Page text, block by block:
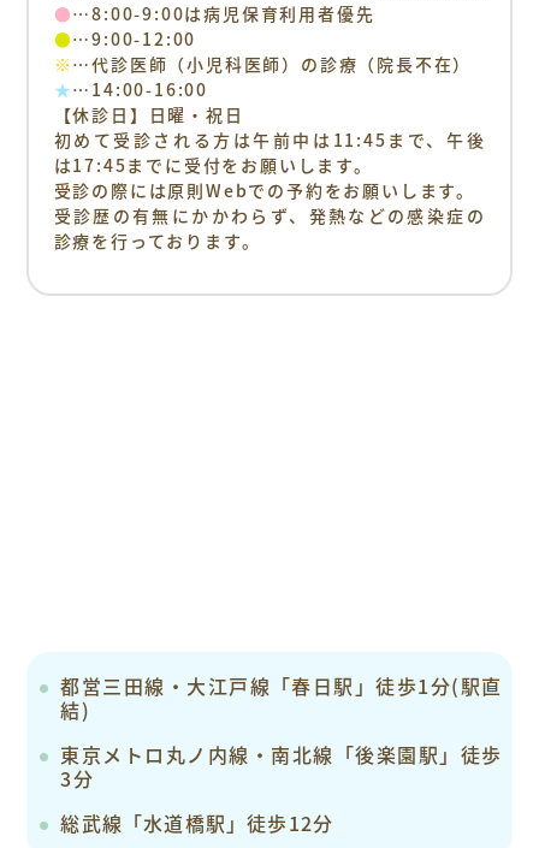
●…8:00-9:00は病児保育利用者優先
●…9:00-12:00
※ …代診医師（小児科医師）の診療（院長不在）
★…14:00-16:00
【休診日】日曜・祝日
初めて受診される方は午前中は11:45まで、午後
は17:45までに受付をお願いします。
受診の際には原則Webでの予約をお願いします。
受診歴の有無にかかわらず、発熱などの感染症の
診療を行っております。
都営三田線・大江戸線「春日駅」徒歩1分(駅直
結)
東京メトロ丸ノ内線・南北線「後楽園駅」徒歩
3分
総武線「水道橋駅」徒歩12分